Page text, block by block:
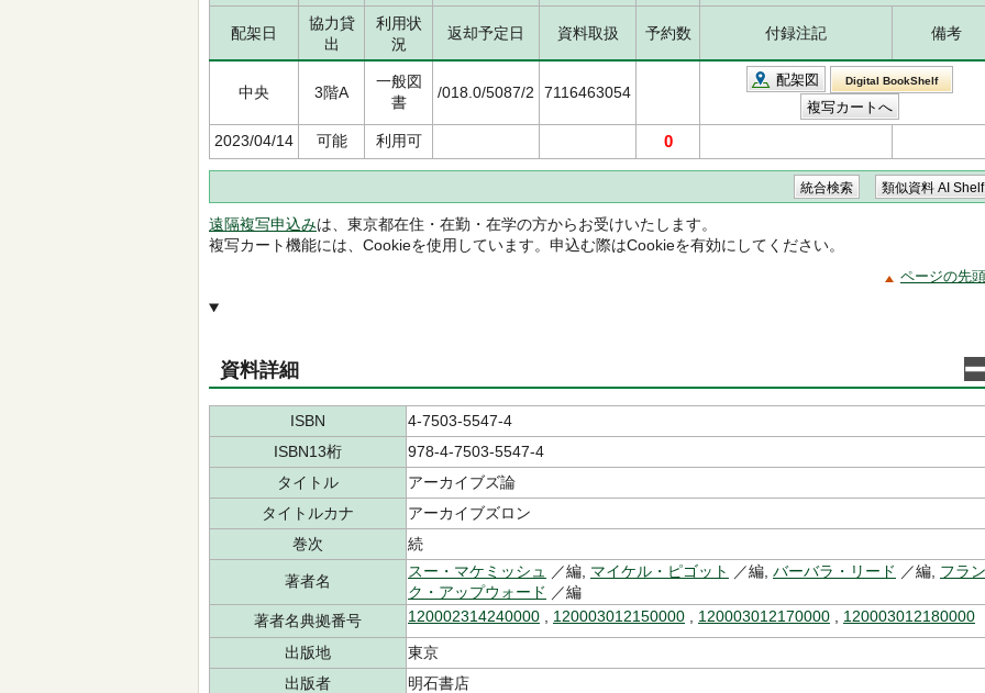
配架日
協力貸
出
利用状
況
返却予定日 資料取扱 予約数 付録注記 備考
中央 3階A
一般図
書
/018.0/5087/2 7116463054
配架図 Digital BookShelf
2023/04/14 可能 利用可 0
遠隔複写申込みは、東京都在住・在勤・在学の方からお受けいたします。
複写カート機能には、Cookieを使用しています。申込む際はCookieを有効にしてください。
ページの先
資料詳細
ISBN
4-7503-5547-4
ISBN13桁
978-4-7503-5547-4
タイトル
アーカイブズ論
タイトルカナ
アーカイブズロン
巻次
続
著者名
スー・マケミッシュ ／編, マイケル・ピゴット ／編, バーバラ・リード ／編, フラン
ク・アップウォード ／編
著者名典拠番号
120002314240000 120003012150000 120003012170000 120003012180000
出版地
東京
出版者
明石書店